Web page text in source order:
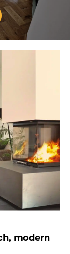
modern